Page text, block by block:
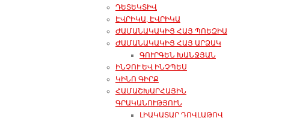
ԴԵՏԵԿՏԻՎ
ԷՎՐԻԿԱ, ԷՎՐԻԿԱ
ԺԱՄԱՆԱԿԱԿԻՑ ՀԱՅ ՊՈԵԶԻԱ
ԺԱՄԱՆԱԿԱԿԻՑ ՀԱՅ ԱՐՁԱԿ
ԳՈՒՐԳԵՆ ԽԱՆՋՅԱՆ
ԻՆՉՈՒ ԵՎ ԻՆՉՊԵՍ
ԿԻՆՈ ԳԻՐՔ
ՀԱՄԱՇԽԱՐՀԱՅԻՆ
ԳՐԱԿԱՆՈՒԹՅՈՒՆ
ԼԻԱԿԱՏԱՐ ԴՈՎԼԱԹՈՎ